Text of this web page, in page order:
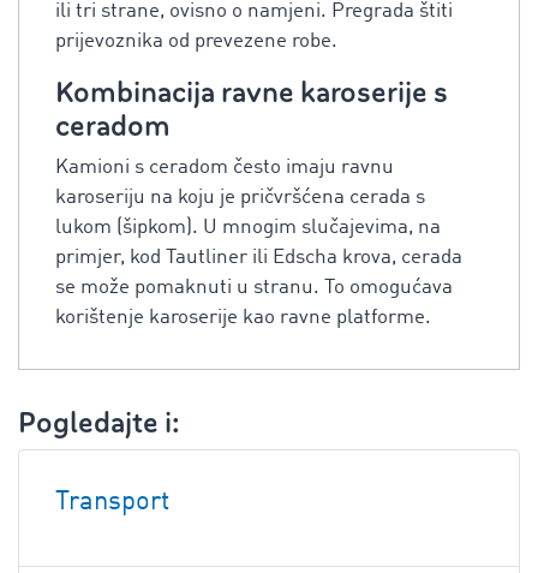
ili tri strane, ovisno o namjeni. Pregrada štiti
prijevoznika od prevezene robe.
Kombinacija ravne karoserije s
ceradom
Kamioni s ceradom često imaju ravnu
karoseriju na koju je pričvršćena cerada s
lukom (šipkom). U mnogim slučajevima, na
primjer, kod Tautliner ili Edscha krova, cerada
se može pomaknuti u stranu. To omogućava
korištenje karoserije kao ravne platforme.
Pogledajte i:
Transport